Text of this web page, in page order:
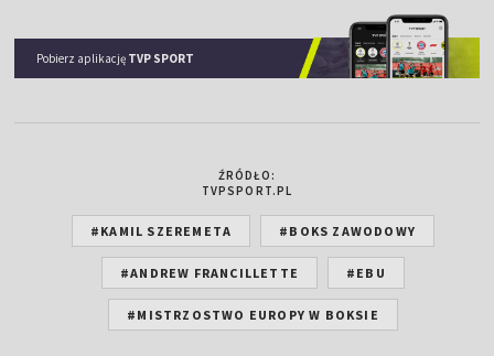
Pobierz aplikację TVP SPORT
ŹRÓDŁO:
TVPSPORT.PL
#KAMIL SZEREMETA #BOKS ZAWODOWY
#ANDREW FRANCILLETTE #EBU
#MISTRZOSTWO EUROPY W BOKSIE